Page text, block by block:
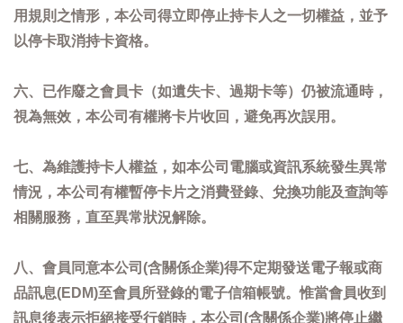
用規則之情形，本公司得立即停止持卡人之一切權益，並予
以停卡取消持卡資格。
六、已作廢之會員卡（如遺失卡、過期卡等）仍被流通時，
視為無效，本公司有權將卡片收回，避免再次誤用。
七、為維護持卡人權益，如本公司電腦或資訊系統發生異常
情況，本公司有權暫停卡片之消費登錄、兌換功能及查詢等
相關服務，直至異常狀況解除。
八、會員同意本公司(含關係企業)得不定期發送電子報或商
品訊息(EDM)至會員所登錄的電子信箱帳號。惟當會員收到
訊息後表示拒絕接受行銷時，本公司(含關係企業)將停止繼